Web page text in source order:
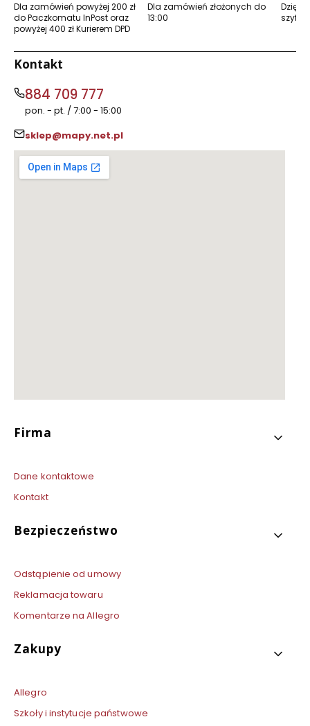
Dla zamówień powyżej 200 zł
do Paczkomatu InPost oraz
powyżej 400 zł Kurierem DPD
Dla zamówień złożonych do
13:00
Dzięki
Kontakt
884 709 777
pon. - pt. / 7:00 - 15:00
sklep@mapy.net.pl
Linki w stopce
Firma
Dane kontaktowe
Kontakt
Bezpieczeństwo
Odstąpienie od umowy
Reklamacja towaru
Komentarze na Allegro
Zakupy
Allegro
Szkoły i instytucje państwowe